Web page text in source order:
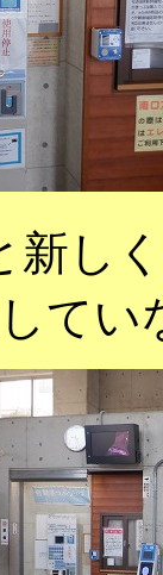
新し
てい